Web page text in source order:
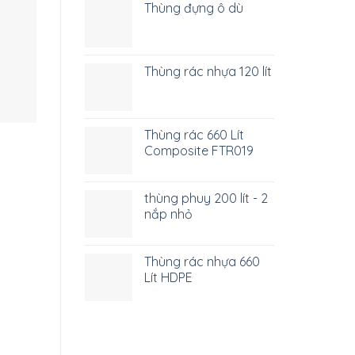
Thùng đựng ô dù
Thùng rác nhựa 120 lít
Thùng rác 660 Lít
Composite FTR019
thùng phuy 200 lít - 2
nắp nhỏ
Thùng rác nhựa 660
Lít HDPE